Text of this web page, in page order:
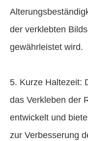
der verklebten
gewährleistet wird.
5. Kurze Haltezeit:
das Verkleben der
entwickelt und
zur Verbesserung